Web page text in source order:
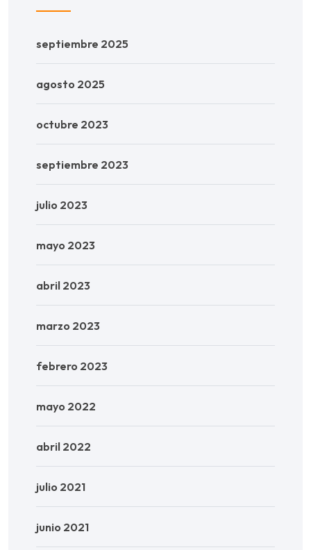
septiembre 2025
agosto 2025
octubre 2023
septiembre 2023
julio 2023
mayo 2023
abril 2023
marzo 2023
febrero 2023
mayo 2022
abril 2022
julio 2021
junio 2021